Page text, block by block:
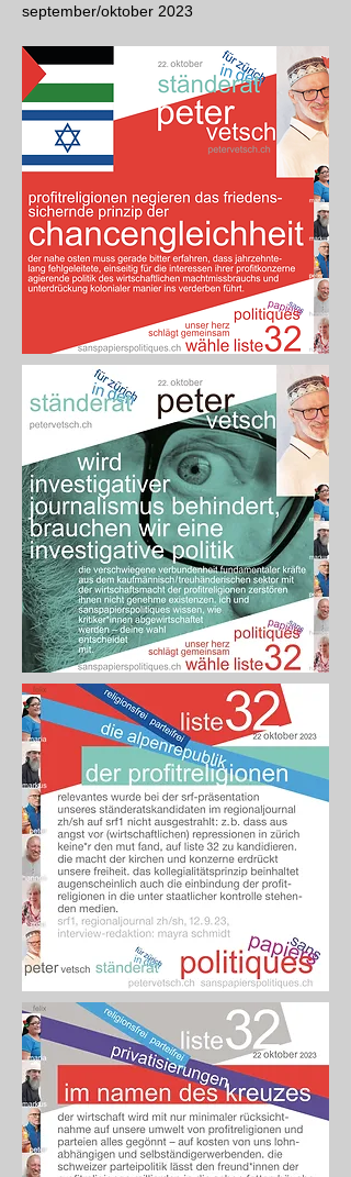
september/oktober 2023